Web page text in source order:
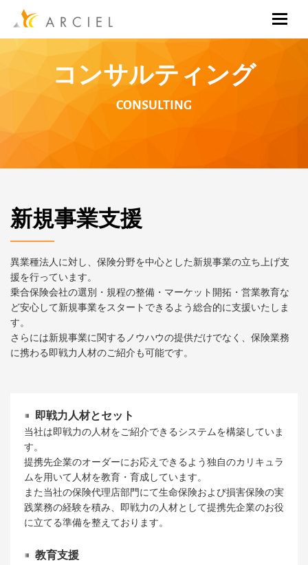
コンサルティング
CONSULTING
新規事業支援
異業種法人に対し、保険分野を中心とした新規事業の立ち上げ支
援を行っています。
乗合保険会社の選別・規程の整備・マーケット開拓・営業教育な
ど安心して新規事業をスタートできるよう総合的に支援いたしま
す。
さらには新規事業に関するノウハウの提供だけでなく、保険業務
に携わる即戦力人材のご紹介も可能です。
即戦力人材とセット
当社は即戦力の人材をご紹介できるシステムを構築していま
す。
提携先企業のオーダーにお応えできるよう独自のカリキュラ
ムを用いて人材を教育・育成しています。
また当社の保険代理店部門にて生命保険および損害保険の実
践業務の経験を積み、即戦力の人材として提携先企業のお役
に立てる準備を整えております。
教育支援